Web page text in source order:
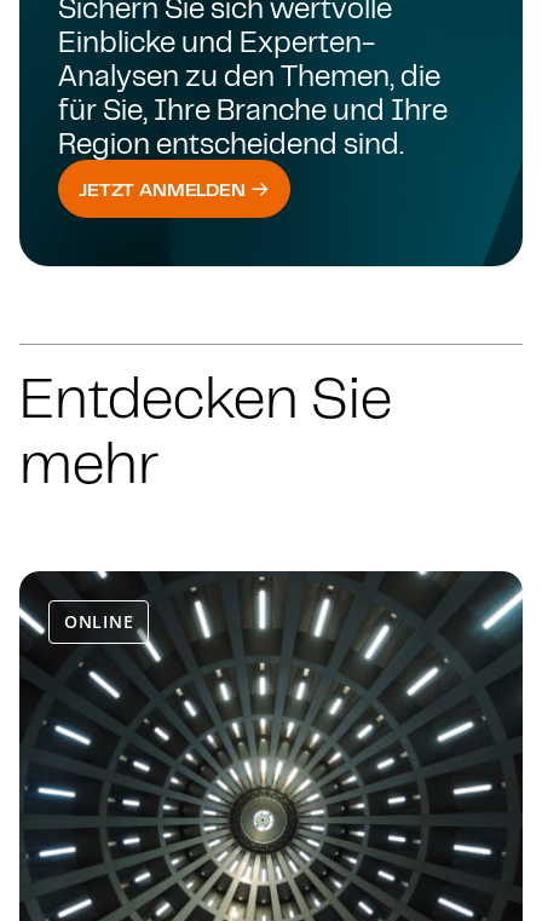
Sichern Sie sich wertvolle
Einblicke und Experten-
Analysen zu den Themen, die
für Sie, Ihre Branche und Ihre
Region entscheidend sind.
JETZT ANMELDEN
Entdecken Sie
mehr
ONLINE